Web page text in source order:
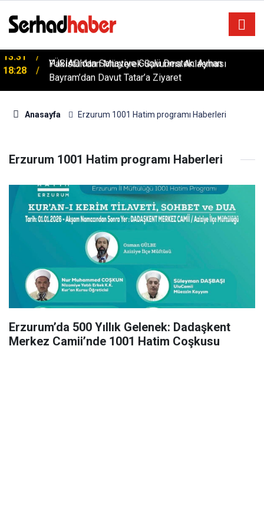
Mekke'de Tarihi İmza: Türkiye, Suudi Arabistan ve
Pakistan'dan Müşterek Savunma Anlaşması
18:28
YÜSİAD’dan Sanayiye Güçlü Destek: Ayhan
Bayram’dan Davut Tatar’a Ziyaret
Anasayfa Erzurum 1001 Hatim programı Haberleri
Erzurum 1001 Hatim programı Haberleri
Erzurum’da 500 Yıllık Gelenek: Dadaşkent
Merkez Camii’nde 1001 Hatim Coşkusu